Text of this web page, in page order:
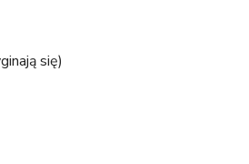
się)